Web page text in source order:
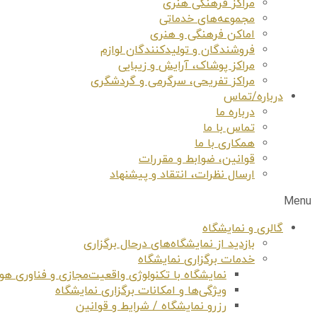
مراکز فرهنگی هنری
مجموعه‌های خدماتی
اماکن فرهنگی و هنری
فروشندگان و تولیدکنندگان لوازم
مراکز پوشاک، آرایش و زیبایی
مراکز تفریحی، سرگرمی و گردشگری
درباره/تماس
درباره ما
تماس با ما
همکاری با ما
قوانین، ضوابط و مقررات
ارسال نظرات، انتقاد و پیشنهاد
Menu
گالری و نمایشگاه
بازدید از نمایشگاه‌های درحال برگزاری
خدمات برگزاری نمایشگاه
نمایشگاه با تکنولوژی واقعیت‌مجازی و
ویژگی‌ها و امکانات برگزاری نمایشگاه
رزرو نمایشگاه / شرایط و قوانین